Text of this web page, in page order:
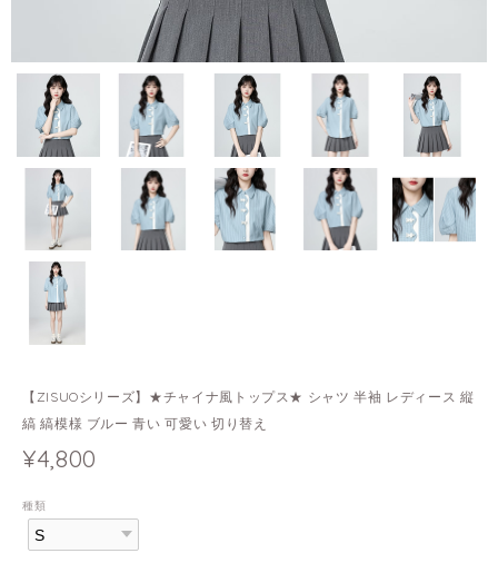
【ZISUOシリーズ】★チャイナ風トップス★ シャツ 半袖 レディース 縦
縞 縞模様 ブルー 青い 可愛い 切り替え
¥4,800
種類